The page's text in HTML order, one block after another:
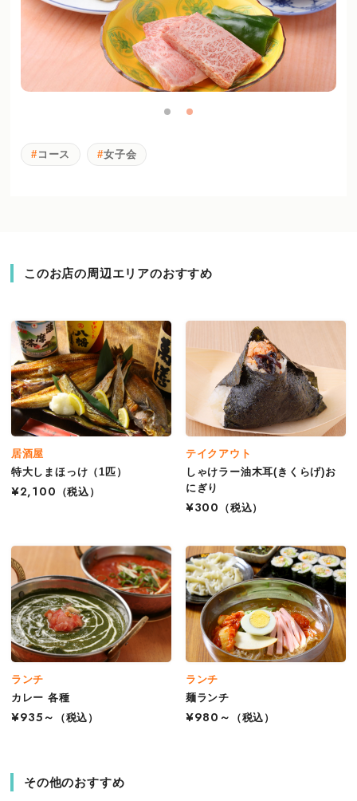
コース 女子会
このお店の周辺エリアのおすすめ
居酒屋
特大しまほっけ（1匹）
¥2,100
（税込）
テイクアウト
しゃけラー油木耳(きくらげ)お
にぎり
¥300
（税込）
ランチ
カレー 各種
¥935～
（税込）
ランチ
麺ランチ
¥980～
（税込）
その他のおすすめ